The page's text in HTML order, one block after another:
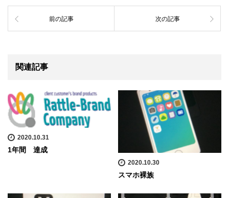
前の記事 次の記事
関連記事
2020.10.31
1年間 達成
2020.10.30
スマホ裸族